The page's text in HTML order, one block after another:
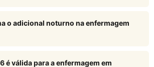
o adicional noturno na enfermagem
é válida para a enfermagem em